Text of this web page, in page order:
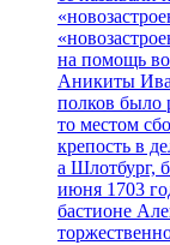
на помощь
Аникиты
полков было
то местом
крепость в
а Шлотбург,
июня 1703
бастионе